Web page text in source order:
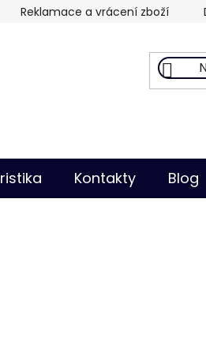
Reklamace a vrácení zboží
Kontakty Blog